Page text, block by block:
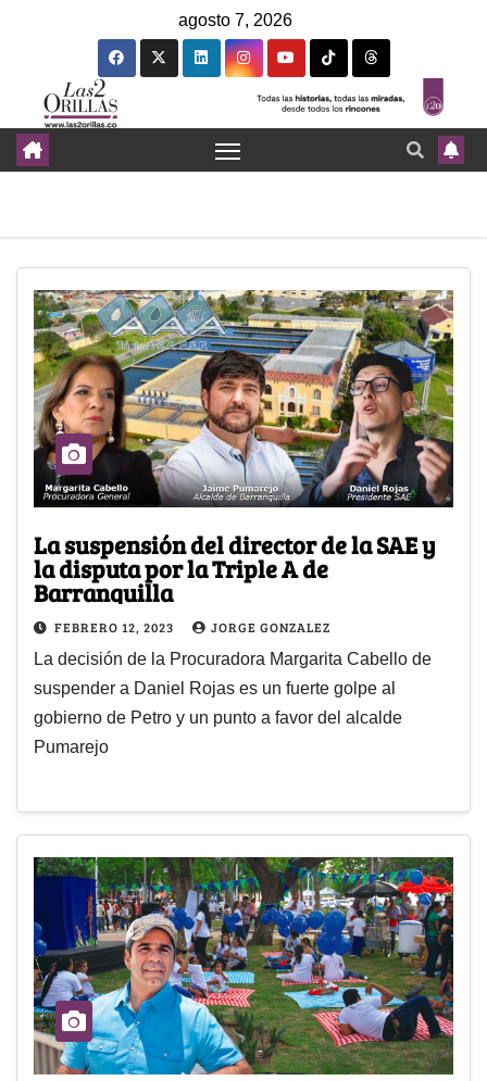
agosto 7, 2026
La suspensión del director de la SAE y
la disputa por la Triple A de
Barranquilla
FEBRERO 12, 2023 JORGE GONZALEZ
La decisión de la Procuradora Margarita Cabello de
suspender a Daniel Rojas es un fuerte golpe al
gobierno de Petro y un punto a favor del alcalde
Pumarejo